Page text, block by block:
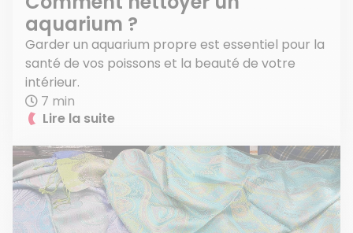
aquarium ?
Garder un aquarium propre est essentiel pour la
santé de vos poissons et la beauté de votre
intérieur.
7 min
Lire la suite